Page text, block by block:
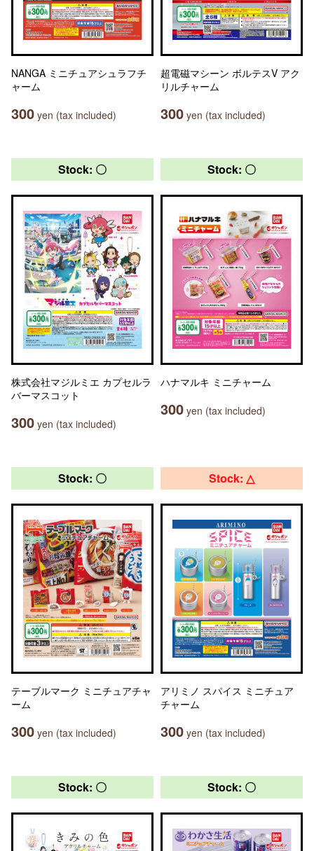
NANGA ミニチュアシュラフチ
ャーム
300 yen (tax included)
超電磁マシーン ボルテスV アク
リルチャーム
300 yen (tax included)
Stock: 〇
株式会社マジルミエ カプセルラ
バーマスコット
300 yen (tax included)
Stock: 〇
ハナマルキ ミニチャーム
300 yen (tax included)
Stock: 〇
テーブルマーク ミニチュアチャ
ーム
300 yen (tax included)
Stock: △
アリミノ スパイス ミニチュア
チャーム
300 yen (tax included)
Stock: 〇 Stock: 〇